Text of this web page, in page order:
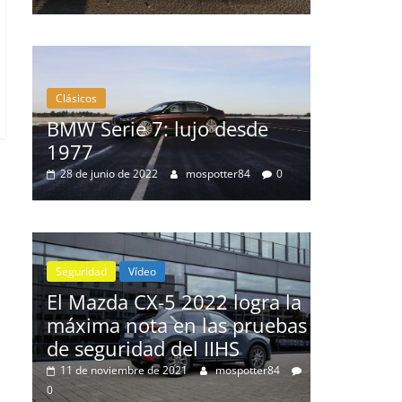
Clásicos
BMW Serie 7: lujo desde
1977
28 de junio de 2022 mospotter84 0
Seguridad Vídeo
El Mazda CX-5 2022 logra la
máxima nota en las pruebas
de seguridad del IIHS
11 de noviembre de 2021
mospotter84
0